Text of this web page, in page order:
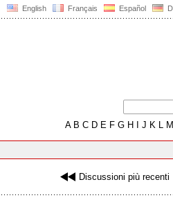
English Français Español
AB C D E F G H J K L M
Discussioni più recenti